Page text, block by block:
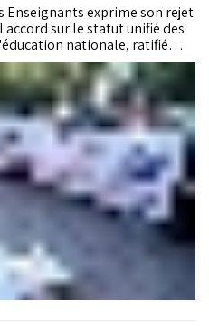
Enseignants exprime son rejet
sur le statut unifié des
nationale, ratifié
la tutelle et les cinq